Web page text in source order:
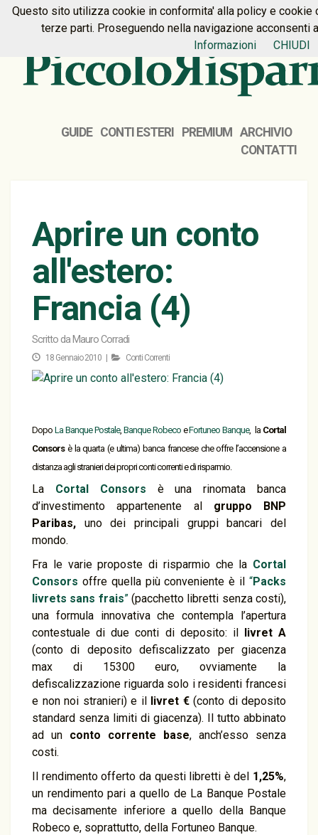
HOME PREMIUM CONTATTI
GUIDE CONTI ESTERI PREMIUM
ARCHIVIO
CONTATTI
Aprire un conto
all'estero:
Francia (4)
Scritto da Mauro Corradi
18 Gennaio 2010 | Conti Correnti
Dopo La Banque Postale, Banque RobecoeFortuneo Banque, la Cortal
Consors è la quarta (e ultima) banca francese che offre l’accensione a
distanza agli stranieri dei propri conti correnti e di risparmio.
La Cortal Consors è una rinomata banca
d’investimento appartenente al gruppo BNP
Paribas, uno dei principali gruppi bancari del
mondo.
Fra le varie proposte di risparmio che la Cortal
Consors offre quella più conveniente è il “Packs
livrets sans frais”(pacchetto libretti senza costi),
una formula innovativa che contempla l’apertura
contestuale di due conti di deposito: il livret A
(conto di deposito defiscalizzato per giacenza
max di 15300 euro, ovviamente la
defiscalizzazione riguarda solo i residenti francesi
e non noi stranieri) e il livret €(conto di deposito
standard senza limiti di giacenza). Il tutto abbinato
ad un conto corrente base, anch’esso senza
costi.
Il rendimento offerto da questi libretti è del 1,25%,
un rendimento pari a quello de La Banque Postale
ma decisamente inferiore a quello della Banque
Robeco e, soprattutto, della Fortuneo Banque.
Questo sito utilizza cookie in conformita' alla policy e cookie
terze parti. Proseguendo nella navigazione acconsenti
Informazioni
CHIUDI